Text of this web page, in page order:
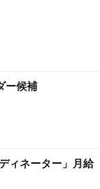
ー候補
ィネーター」月給